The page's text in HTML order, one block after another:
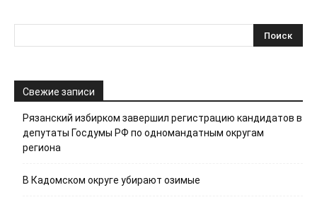
Свежие записи
Рязанский избирком завершил регистрацию кандидатов в
депутаты Госдумы РФ по одномандатным округам
региона
В Кадомском округе убирают озимые